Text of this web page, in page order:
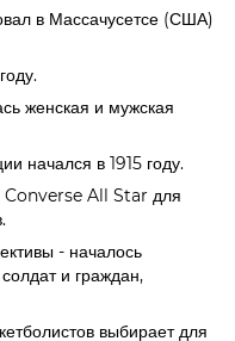
в Массачусетсе (США)
женская и мужская
начался в 1915 году.
Converse All Star для
- началось
и граждан,
выбирает для